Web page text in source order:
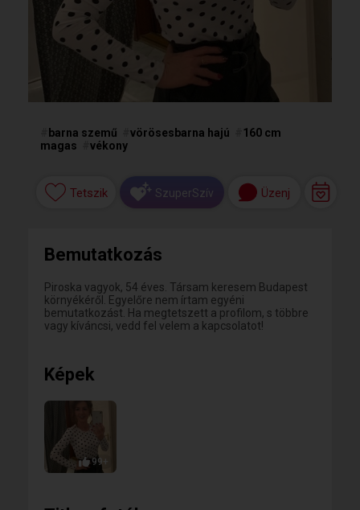
barna szemű vörösesbarna hajú
160 cm
magas
vékony
Tetszik SzuperSzív Üzenj
Bemutatkozás
Piroska vagyok, 54 éves. Társam keresem Budapest
környékéről. Egyelőre nem írtam egyéni
bemutatkozást. Ha megtetszett a profilom, s többre
vagy kíváncsi, vedd fel velem a kapcsolatot!
Képek
99+